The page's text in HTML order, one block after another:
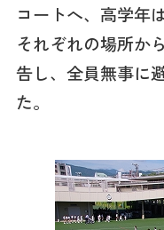
コートへ、高学年
それぞれの場所か
告し、全員無事に
た。